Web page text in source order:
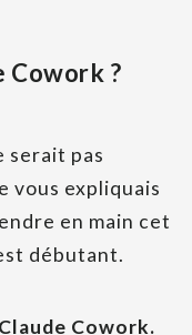
Cowork ?
serait pas
vous expliquais
en main cet
débutant.
Cowork.